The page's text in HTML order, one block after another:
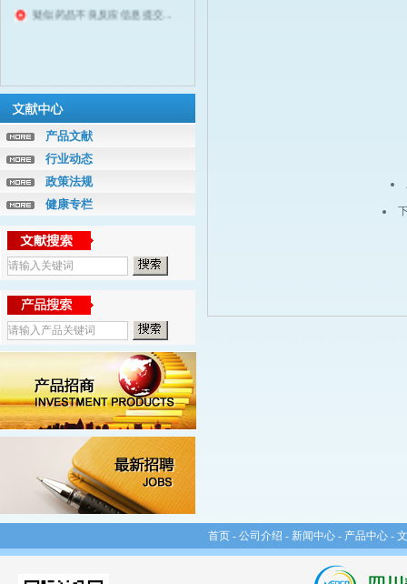
疑似药品不良反应信息提交...
产品文献
行业动态
政策法规
健康专栏
首页- 公司介绍 -新闻中心- 产品中心-